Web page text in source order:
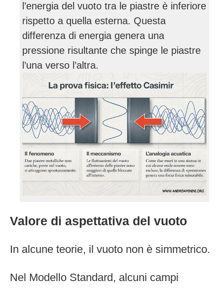
l’energia del vuoto tra le piastre è inferiore
rispetto a quella esterna. Questa
differenza di energia genera una
pressione risultante che spinge le piastre
l’una verso l’altra.
Valore di aspettativa del vuoto
In alcune teorie, il vuoto non è simmetrico.
Nel Modello Standard, alcuni campi